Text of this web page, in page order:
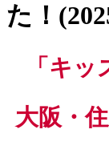
た！
「キ
大阪・